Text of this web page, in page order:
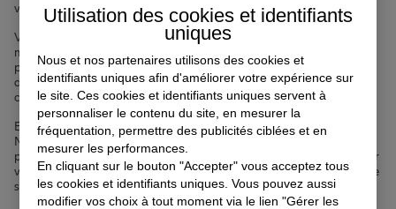
vous proposer la formule la mieux adaptée à votre situation.
Votre santé est votre bien le plus précieux. C'est pourquoi nous
mettons à votre disposition des solutions de
complémentaire santé
performantes, pour vous permettre de faire face sereinement aux
dépenses de santé imprévues, que vous soyez en consultation à la
clinique Saint-Jean ou à l'hôpital Georges Clemenceau.
Enfin, si vous envisagez d'acquérir un bien immobilier à Sanary-sur-
Mer, notre
assurance emprunteur
vous permet de sécuriser votre
prêt et de protéger votre famille en cas de coup dur, pour concrétiser
votre rêve de devenir propriétaire sur la Côte d'Azur varoise en toute
sérénité.
Utilisation des cookies et identifiants
uniques
Nous et nos partenaires utilisons des cookies et
identifiants uniques afin d'améliorer votre expérience sur
le site. Ces cookies et identifiants uniques servent à
personnaliser le contenu du site, en mesurer la
fréquentation, permettre des publicités ciblées et en
mesurer les performances.
En cliquant sur le bouton "Accepter" vous acceptez tous
les cookies et identifiants uniques. Vous pouvez aussi
modifier vos choix à tout moment via le lien "Gérer les